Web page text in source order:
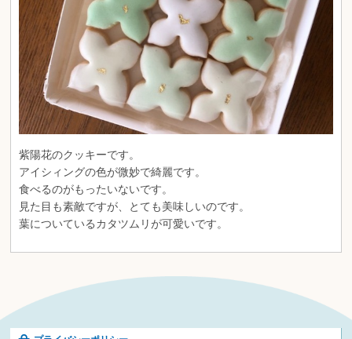
紫陽花のクッキーです。
アイシィングの色が微妙で綺麗です。
食べるのがもったいないです。
見た目も素敵ですが、とても美味しいのです。
葉についているカタツムリが可愛いです。